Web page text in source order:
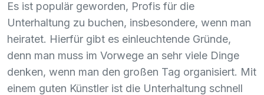
Es ist populär geworden, Profis für die
Unterhaltung zu buchen, insbesondere, wenn man
heiratet. Hierfür gibt es einleuchtende Gründe,
denn man muss im Vorwege an sehr viele Dinge
denken, wenn man den großen Tag organisiert. Mit
einem guten Künstler ist die Unterhaltung schnell